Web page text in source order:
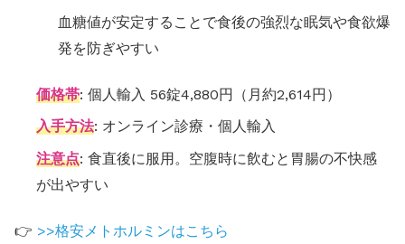
血糖値が安定することで食後の強烈な眠気や食欲爆
発を防ぎやすい
価格帯: 個人輸入 56錠4,880円（月約2,614円）
入手方法: オンライン診療・個人輸入
注意点: 食直後に服用。空腹時に飲むと胃腸の不快感
が出やすい
👉 >>格安メトホルミンはこちら